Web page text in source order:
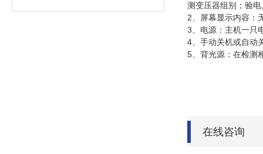
测变压器组别；验电
2、屏幕显示内容：
3、电源：主机一只
4、手动关机或自动
5、背光源：在检测
在线咨询